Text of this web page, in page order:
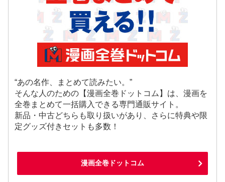
“あの名作、まとめて読みたい。”
そんな人のための【漫画全巻ドットコム】は、漫画を
全巻まとめて一括購入できる専門通販サイト。
新品・中古どちらも取り扱いがあり、さらに特典や限
定グッズ付きセットも多数！
漫画全巻ドットコム